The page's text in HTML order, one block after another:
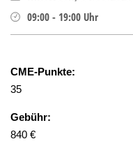
09:00 - 19:00 Uhr
CME-Punkte:
35
Gebühr:
840 €